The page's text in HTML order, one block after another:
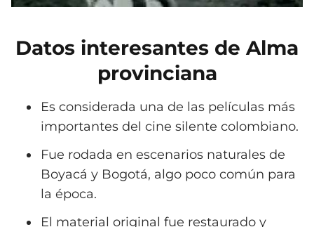
Datos interesantes de Alma
provinciana
Es considerada una de las películas más
importantes del cine silente colombiano.
Fue rodada en escenarios naturales de
Boyacá y Bogotá, algo poco común para
la época.
El material original fue restaurado y